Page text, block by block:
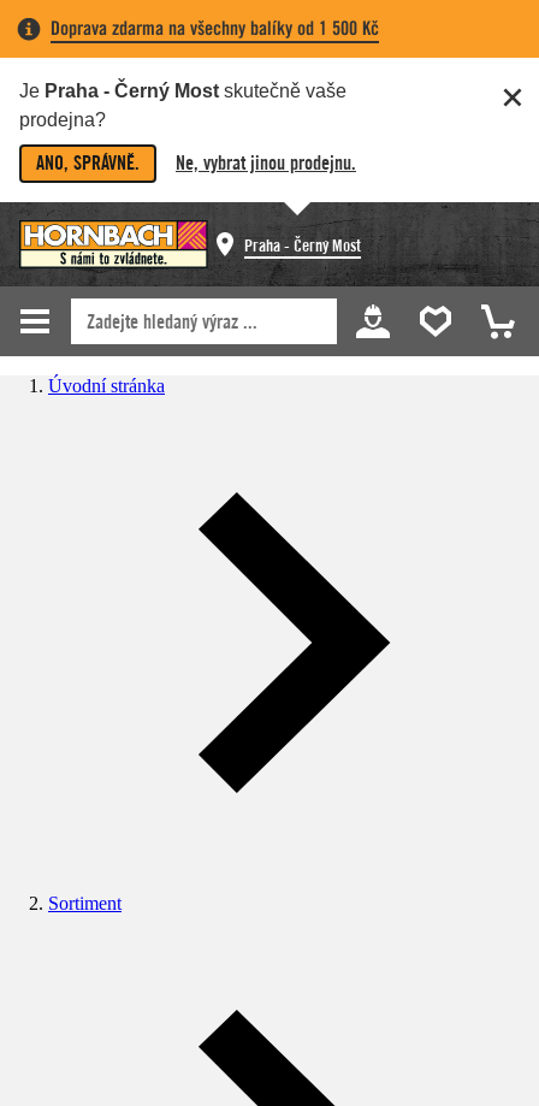
Doprava zdarma na všechny balíky od 1 500 Kč
Je Praha - Černý Most skutečně vaše
prodejna?
ANO, SPRÁVNĚ. Ne, vybrat jinou prodejnu.
Praha - Černý Most
Úvodní stránka
Sortiment